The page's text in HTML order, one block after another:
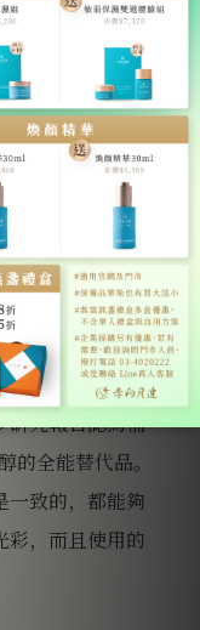
肌膚問題，但是
允許添加至保養品
的保養成分。
，補骨脂酚與 A
研究報告認為補
的全能替代品。
一致的，都能夠
彩，而且使用的